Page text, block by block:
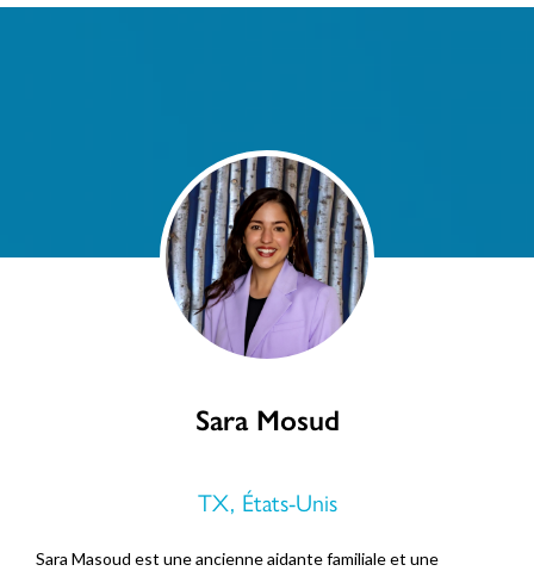
Sara Mosud
TX, États-Unis
Sara Masoud est une ancienne aidante familiale et une